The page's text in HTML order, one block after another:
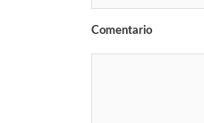
Comentario